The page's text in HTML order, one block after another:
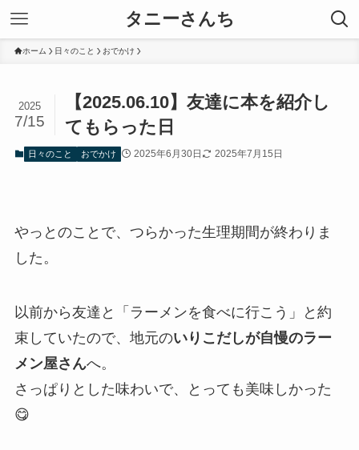
タニーさんち
ホーム 日々のこと おでかけ
【2025.06.10】友達に本を紹介し
てもらった日
2025
7/15
日々のこと おでかけ 2025年6月30日 2025年7月15日
やっとのことで、つらかった生理期間が終わりま
した。
以前から友達と「ラーメンを食べに行こう」と約
束していたので、地元のいりこだしが自慢のラー
メン屋さんへ。
さっぱりとした味わいで、とっても美味しかった
😋